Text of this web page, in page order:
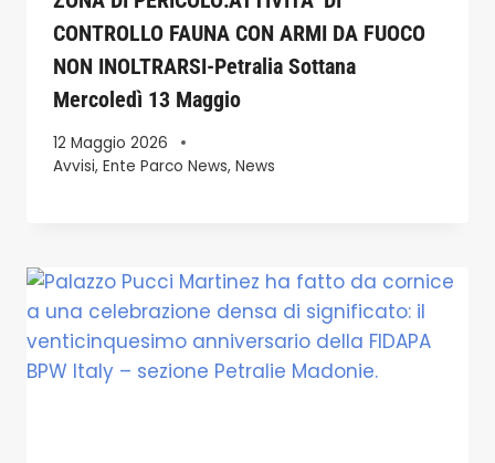
CONTROLLO FAUNA CON ARMI DA FUOCO
NON INOLTRARSI-Petralia Sottana
Mercoledì 13 Maggio
12 Maggio 2026
Avvisi, Ente Parco News, News